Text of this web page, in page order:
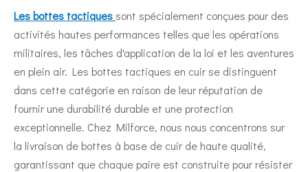
Les bottes tactiquessont spécialement conçues pour des
activités hautes performances telles que les opérations
militaires, les tâches d'application de la loi et les aventures
en plein air. Les bottes tactiques en cuir se distinguent
dans cette catégorie en raison de leur réputation de
fournir une durabilité durable et une protection
exceptionnelle. Chez Milforce, nous nous concentrons sur
la livraison de bottes à base de cuir de haute qualité,
garantissant que chaque paire est construite pour résister